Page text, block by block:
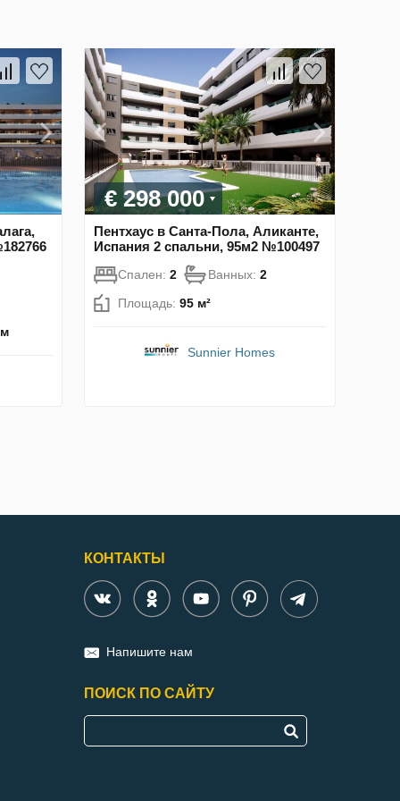
€ 298 000
Пентхаус в Санта-Пола, Аликанте,
Испания 2 спальни, 95м2 №100497
Спален: 2 Ванных: 2
Площадь: 95 м²
Sunnier Homes
КОНТАКТЫ
Напишите нам
ПОИСК ПО САЙТУ